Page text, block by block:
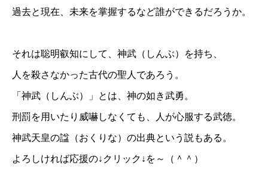
過去と現在、未来を掌握するなど誰ができるだろうか。
それは聡明叡知にして、神武（しんぶ）を持ち、
人を殺さなかった古代の聖人であろう。
「神武（しんぶ）」とは、神の如き武勇。
刑罰を用いたり威嚇しなくても、人が心服する武徳。
神武天皇の諡（おくりな）の出典という説もある。
よろしければ応援の↓クリック↓を～（＾＾）